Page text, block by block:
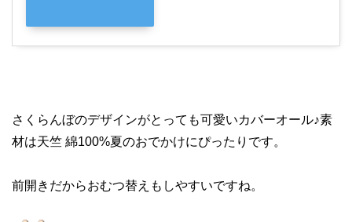
さくらんぼのデザインがとっても可愛いカバーオール♪素
材は天竺 綿100%夏のおでかけにぴったりです。
前開きだからおむつ替えもしやすいですね。